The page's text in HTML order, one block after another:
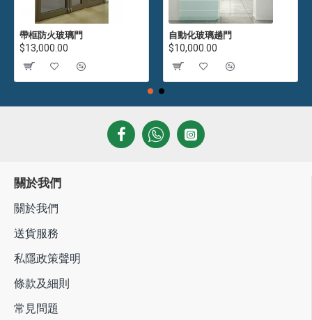
帶框防火玻璃門
$13,000.00
自動化玻璃趟門
$10,000.00
關於我們
關於我們
送貨服務
私隱政策聲明
條款及細則
常見問題